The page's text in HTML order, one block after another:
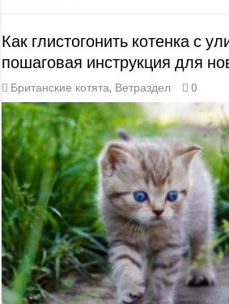
Как глистогонить котенка с
пошаговая инструкция для
Британские котята, Ветраздел 0